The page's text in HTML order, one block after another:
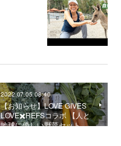
2022.07.05 08:40
【お知らせ】LOVE GIVES
LOVE✖️REFSコラボ 【人と
地球に優しい野菜セット…